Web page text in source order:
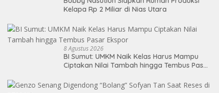
Kelapa Rp 2 Miliar di Nias Utara
8 Agustus 2026
BI Sumut: UMKM Naik Kelas Harus Mampu
Ciptakan Nilai Tambah hingga Tembus Pasar